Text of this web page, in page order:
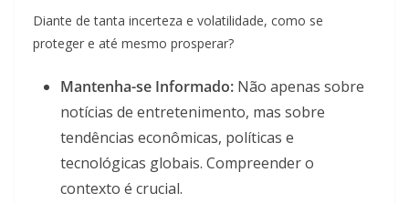
Diante de tanta incerteza e volatilidade, como se
proteger e até mesmo prosperar?
Mantenha-se Informado: Não apenas sobre
notícias de entretenimento, mas sobre
tendências econômicas, políticas e
tecnológicas globais. Compreender o
contexto é crucial.